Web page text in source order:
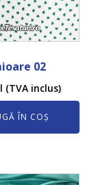
02
(TVA inclus)
ÎN COȘ